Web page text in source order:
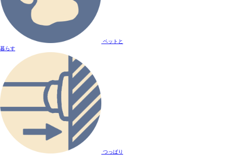
ペットと
暮らす
つっぱり